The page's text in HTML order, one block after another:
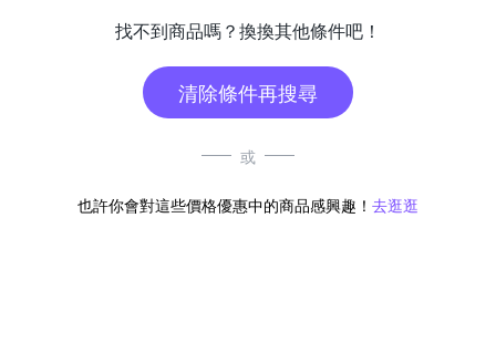
找不到商品嗎？換換其他條件吧！
清除條件再搜尋
或
也許你會對這些價格優惠中的商品感興趣！ 去逛逛